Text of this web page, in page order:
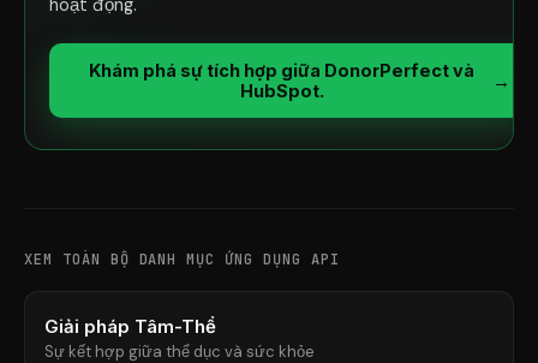
hoạt động.
Khám phá sự tích hợp giữa DonorPerfect và
HubSpot.
→
XEM TOÀN BỘ DANH MỤC ỨNG DỤNG API
Giải pháp Tâm-Thể
Sự kết hợp giữa thể dục và sức khỏe